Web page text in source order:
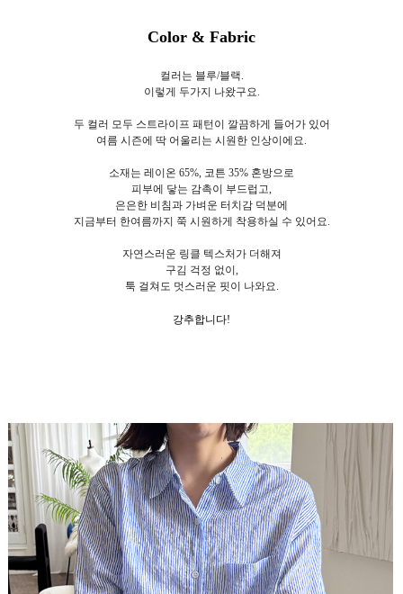
Color & Fabric
컬러는 블루/블랙.
이렇게 두가지 나왔구요.
두 컬러 모두 스트라이프 패턴이 깔끔하게 들어가 있어
여름 시즌에 딱 어울리는 시원한 인상이에요.
소재는 레이온 65%, 코튼 35% 혼방으로
피부에 닿는 감촉이 부드럽고,
은은한 비침과 가벼운 터치감 덕분에
지금부터 한여름까지 쭉 시원하게 착용하실 수 있어요.
자연스러운 링클 텍스처가 더해져
구김 걱정 없이,
툭 걸쳐도 멋스러운 핏이 나와요.
강추합니다!